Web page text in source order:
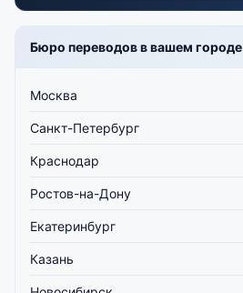
Бюро переводов в вашем городе
Москва
Санкт-Петербург
Краснодар
Ростов-на-Дону
Екатеринбург
Казань